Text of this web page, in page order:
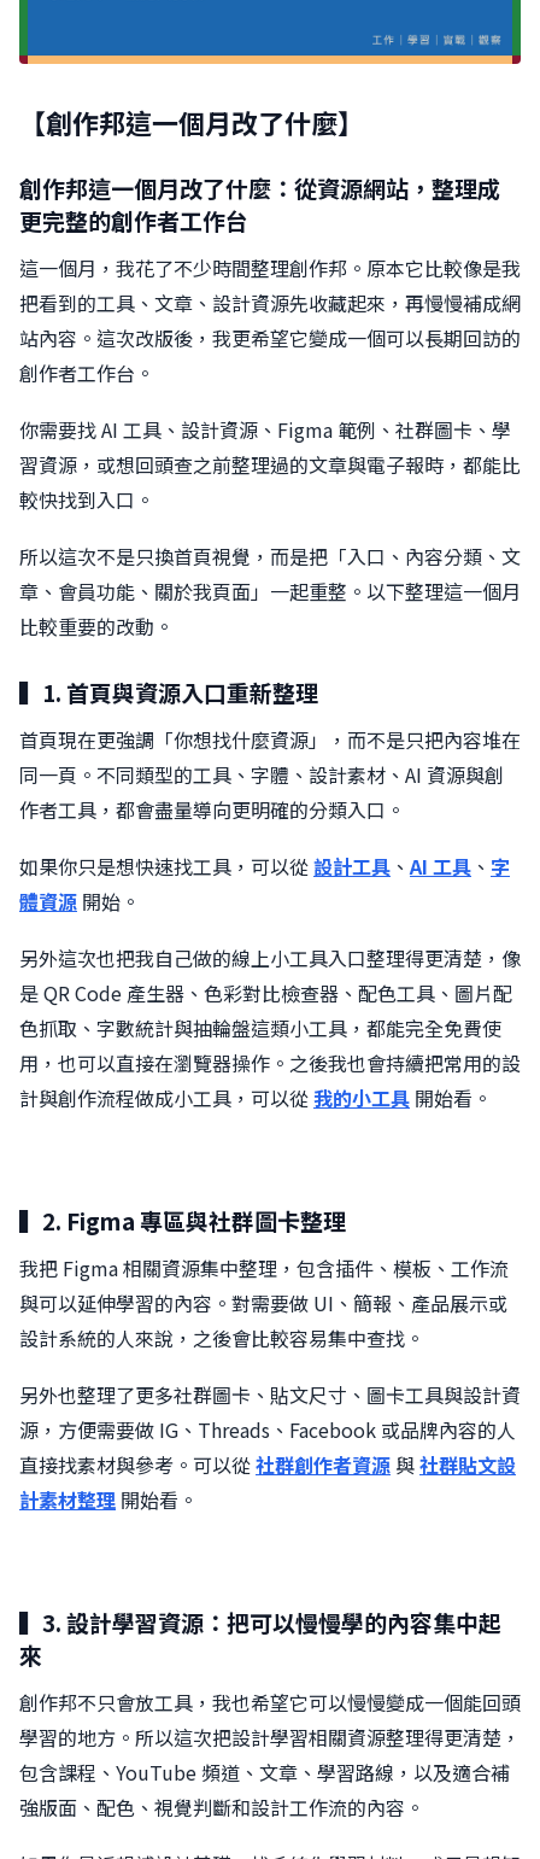
【創作邦這一個月改了什麼】
創作邦這一個月改了什麼：從資源網站，整理成
更完整的創作者工作台
這一個月，我花了不少時間整理創作邦。原本它比較像是我
把看到的工具、文章、設計資源先收藏起來，再慢慢補成網
站內容。這次改版後，我更希望它變成一個可以長期回訪的
創作者工作台。
你需要找 AI 工具、設計資源、Figma 範例、社群圖卡、學
習資源，或想回頭查之前整理過的文章與電子報時，都能比
較快找到入口。
所以這次不是只換首頁視覺，而是把「入口、內容分類、文
章、會員功能、關於我頁面」一起重整。以下整理這一個月
比較重要的改動。
▍1. 首頁與資源入口重新整理
首頁現在更強調「你想找什麼資源」，而不是只把內容堆在
同一頁。不同類型的工具、字體、設計素材、AI 資源與創
作者工具，都會盡量導向更明確的分類入口。
如果你只是想快速找工具，可以從設計工具 、AI 工具 、 字
體資源 開始。
另外這次也把我自己做的線上小工具入口整理得更清楚，像
是 QR Code 產生器、色彩對比檢查器、配色工具、圖片配
色抓取、字數統計與抽輪盤這類小工具，都能完全免費使
用，也可以直接在瀏覽器操作。之後我也會持續把常用的設
計與創作流程做成小工具，可以從我的小工具 開始看。
▍2. Figma 專區與社群圖卡整理
我把 Figma 相關資源集中整理，包含插件、模板、工作流
與可以延伸學習的內容。對需要做 UI、簡報、產品展示或
設計系統的人來說，之後會比較容易集中查找。
另外也整理了更多社群圖卡、貼文尺寸、圖卡工具與設計資
源，方便需要做 IG、Threads、Facebook 或品牌內容的人
直接找素材與參考。可以從社群創作者資源 與社群貼文設
計素材整理 開始看。
▍3. 設計學習資源：把可以慢慢學的內容集中起
來
創作邦不只會放工具，我也希望它可以慢慢變成一個能回頭
學習的地方。所以這次把設計學習相關資源整理得更清楚，
包含課程、YouTube 頻道、文章、學習路線，以及適合補
強版面、配色、視覺判斷和設計工作流的內容。